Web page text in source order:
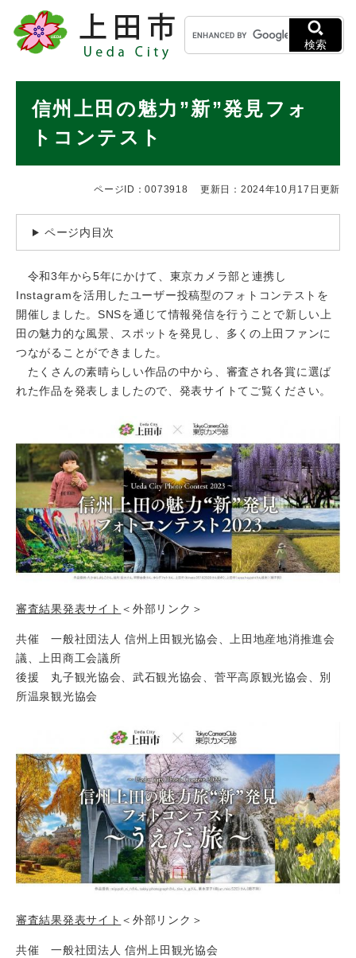
メニューを飛ばして本文へ
キ
ー
ワ
検
検索
信州上田の魅力”新”発見フォ
トコンテスト
ページID：0073918 更新日：2024年10月17日更新
ページ内目次
令和3年から5年にかけて、東京カメラ部と連携し
Instagramを活用したユーザー投稿型のフォトコンテストを
開催しました。SNSを通じて情報発信を行うことで新しい上
田の魅力的な風景、スポットを発見し、多くの上田ファンに
つながることができました。
たくさんの素晴らしい作品の中から、審査され各賞に選ば
れた作品を発表しましたので、発表サイトてご覧ください。
審査結果発表サイト ＜外部リンク＞
共催 一般社団法人 信州上田観光協会、上田地産地消推進会
議、上田商工会議所
後援 丸子観光協会、武石観光協会、菅平高原観光協会、別
所温泉観光協会
審査結果発表サイト ＜外部リンク＞
共催 一般社団法人 信州上田観光協会